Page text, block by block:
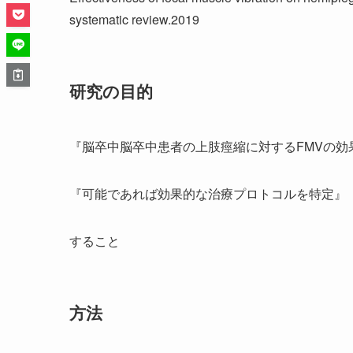
systematic review.2019
研究の目的
『脳卒中脳卒中患者の上肢痙縮に対するFMVの効
『可能であれば効果的な治療プロトコルを特定』
すること
方法